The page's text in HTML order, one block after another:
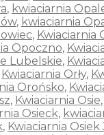
, kwiaciarnia
, kwiaciarnia
, Kwiaciarnia
Opoczno,
Lubelskie,
Kwiaciarnia Orły,
Orońsko,
, Kwiaciarnia Osie,
Osieck,
, Kwiaciarnia Osiek